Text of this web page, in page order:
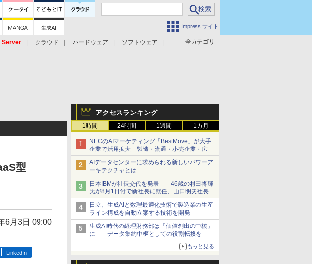
Impress サイト
全カテゴリ
Server クラウド ハードウェア
ソフトウェア
アクセスランキング
1時間 24時間 1週間 1カ月
NECのAIマーケティング「BestMove」が大手
企業で活用拡大 製造・流通・小売企業・広告
代理店などが実装フェーズへ
AIデータセンターに求められる新しいパワーア
ーキテクチャとは
日本IBMが社長交代を発表――46歳の村田将輝
氏が8月1日付で新社長に就任、山口明夫社長は
会長へ
日立、生成AIと数理最適化技術で製造業の生産
ライン構成を自動立案する技術を開発
生成AI時代の経理財務部は「価値創出の中核」
に――データ集約中枢としての役割転換を
もっと見る
型
6月3日 09:00
LinkedIn